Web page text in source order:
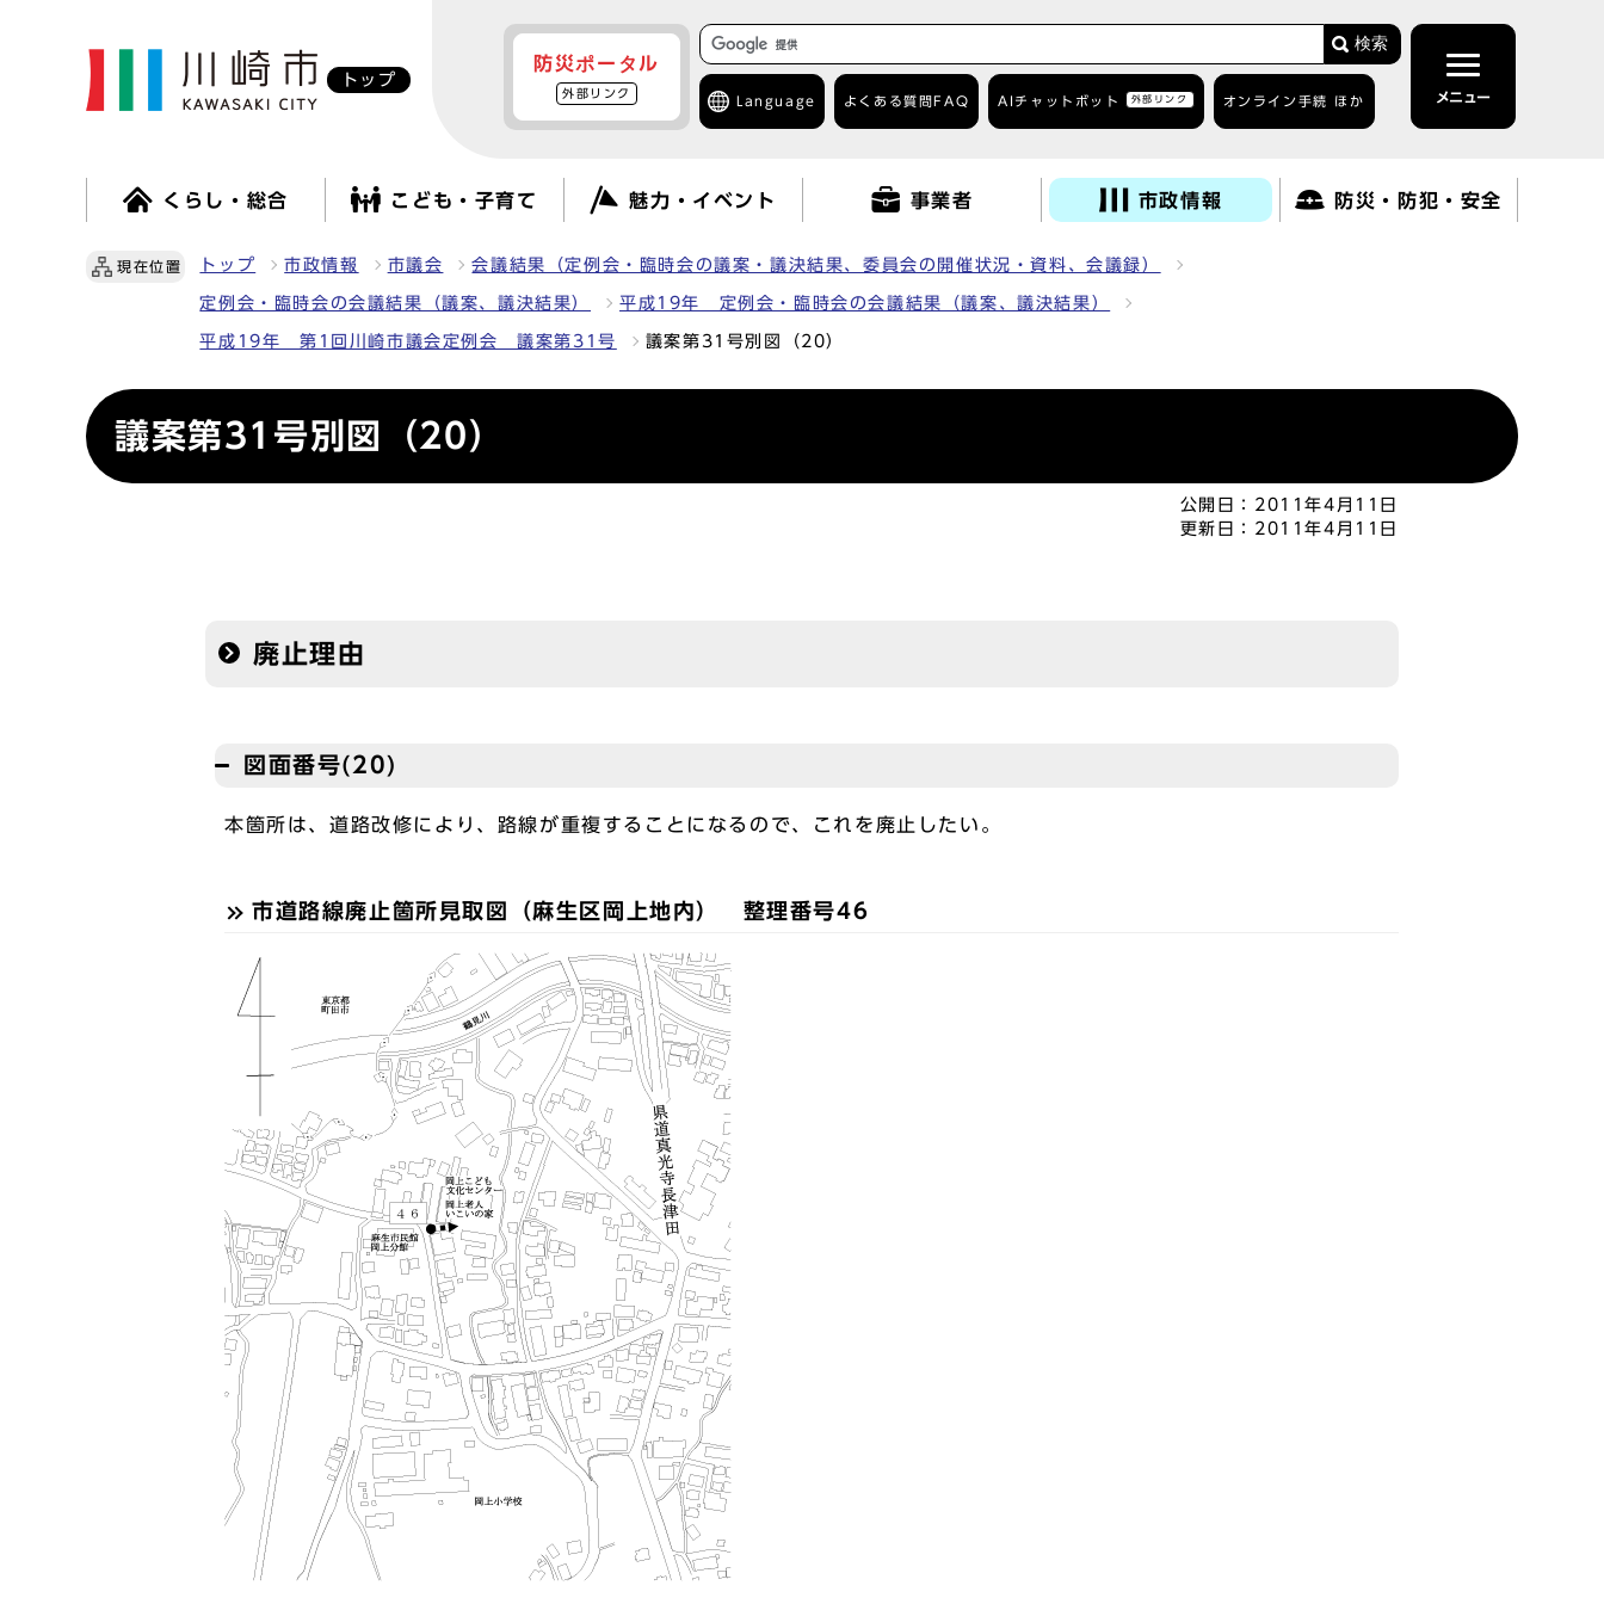
トップ
防災ポータル
外部リンク
検索
Language よくある質問 FAQ AIチャットボット 外部リンク オンライン手続 ほか メニュー
くらし・総合 こども・子育て 魅力・イベント 事業者 市政情報 防災・防犯・安全
現在位置 トップ 市政情報 市議会 会議結果（定例会・臨時会の議案・議決結果、委員会の開催状況・資料、会議録）
定例会・臨時会の会議結果（議案、議決結果） 平成19年 定例会・臨時会の会議結果（議案、議決結果）
平成19年 第1回川崎市議会定例会 議案第31号 議案第31号別図（20）
議案第31号別図（20）
公開日： 2011年4月11日
更新日： 2011年4月11日
廃止理由
図面番号(20)
本箇所は、道路改修により、路線が重複することになるので、これを廃止したい。
市道路線廃止箇所見取図（麻生区岡上地内） 整理番号46